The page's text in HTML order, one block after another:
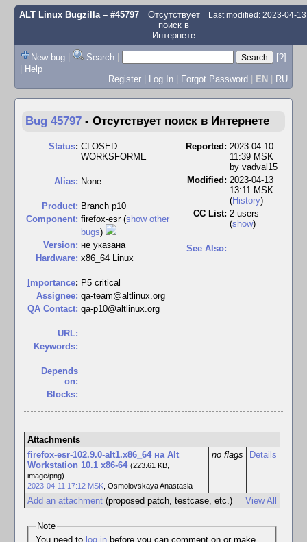
ALT Linux Bugzilla– #45797
Отсутствует
поиск в
Интернете
Last modified: 2023-04-
New bug | Search |
[?]
| Help
Register | Log In | Forgot Password | EN | RU
Bug 45797 - Отсутствует поиск в Интернете
Status: CLOSED
WORKSFORME
Alias: None
Product: Branch p10
Component: firefox-esr (show other
bugs)
Version: не указана
Hardware: x86_64 Linux
mportance: P5 critical
Assignee: qa-team@altlinux.org
QA Contact: qa-p10@altlinux.org
URL:
Keywords:
Depends
on:
Blocks:
Reported: 2023-04-10
11:39 MSK
by vadval15
Modified: 2023-04-13
13:11 MSK
(History)
CC List: 2 users
(show)
See Also:
Attachments
firefox-esr-102.9.0-alt1.x86_64 на Alt
Workstation 10.1 x86-64 (223.61 KB,
image/png)
2023-04-11 17:12 MSK, Osmolovskaya Anastasia
no flags Details
View All
Add an attachment(proposed patch, testcase, etc.)
Note
You need to log inbefore you can comment on or make